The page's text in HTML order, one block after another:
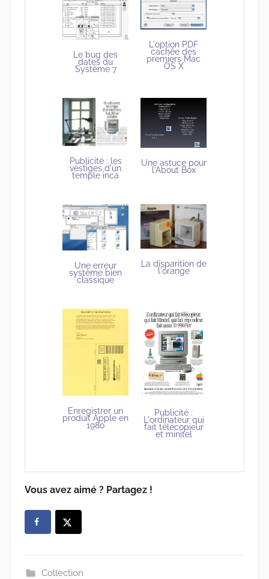
Le bug des
dates du
Système 7
L'option PDF
cachée des
premiers Mac
OS X
Publicité : les
vestiges d'un
temple inca
Une astuce pour
l'About Box
Une erreur
système bien
classique
La disparition de
l'orange
Enregistrer un
produit Apple en
1980
Publicité :
L'ordinateur qui
fait télécopieur
et minitel
Vous avez aimé ? Partagez !
Collection